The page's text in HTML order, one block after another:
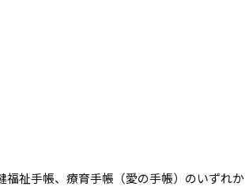
祉手帳、療育手帳（愛の手帳）のいずれか